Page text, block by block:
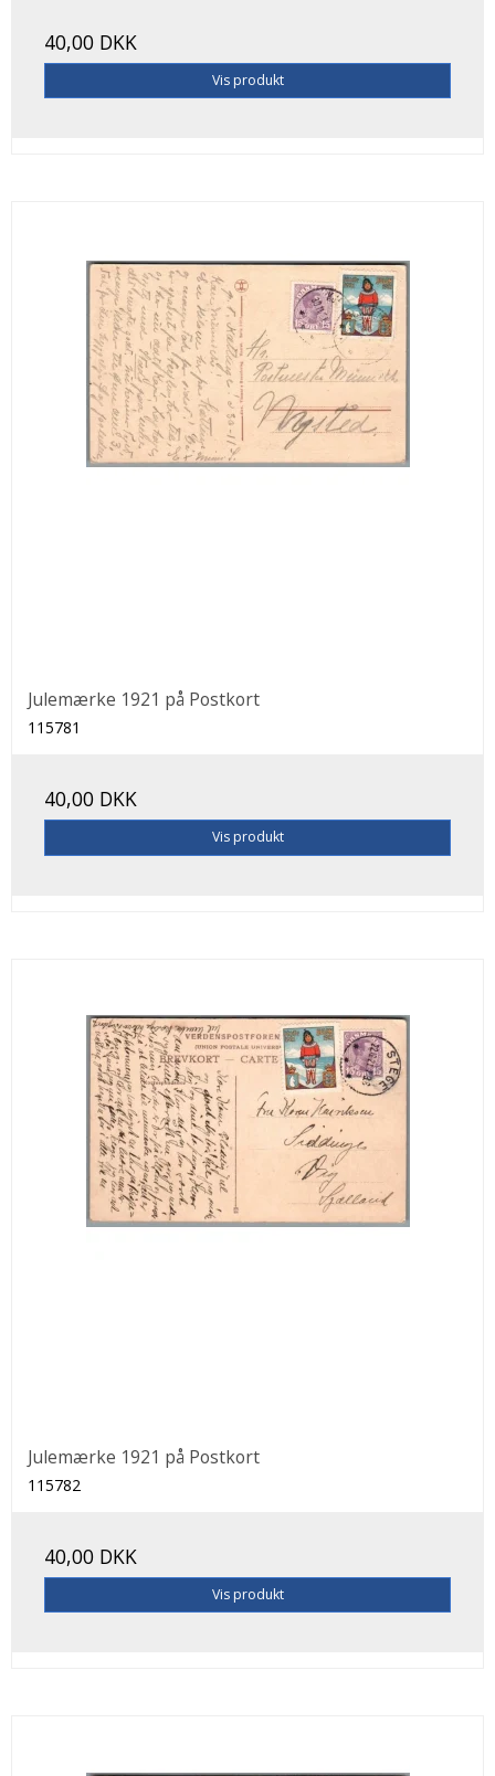
40,00 DKK
Vis produkt
Julemærke 1921 på Postkort
115781
40,00 DKK
Vis produkt
Julemærke 1921 på Postkort
115782
40,00 DKK
Vis produkt